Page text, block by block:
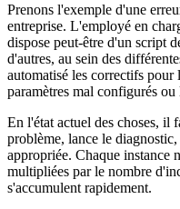
Prenons l'exemple d'une
entreprise. L'employé en
dispose peut-être d'un script
d'autres, au sein des
automatisé les correctifs pour
paramètres mal configurés
En l'état actuel des choses, il
problème, lance le
appropriée. Chaque instance
multipliées par le nombre
s'accumulent rapidement.